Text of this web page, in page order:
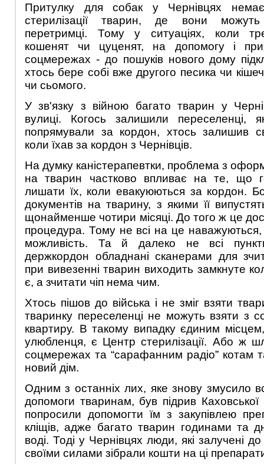
Притулку для собак у Чернівцях
стерилізації тварин, де вони
перетримці. Тому у ситуаціях, коли
кошенят чи цуценят, на допомогу і
соцмережах - до пошуків нового дому
хтось бере собі вже другого песика чи
чи сьомого.
У зв'язку з війною багато тварин у
вулиці. Когось залишили переселенці,
попрямували за кордон, хтось залишив
коли їхав за кордон з Чернівців.
На думку каністерапевтки, проблема з
на тварин частково впливає на те, що
лишати їх, коли евакуюються за кордон.
документів на тварину, з якими її
щонайменше чотири місяці. До того ж це
процедура. Тому не всі на це наважуються,
можливість. Та й далеко не всі
держкордон обладнані сканерами для
при вивезенні тварин виходить замкнуте
є, а зчитати чіп нема чим.
Хтось пішов до війська і не зміг взяти
тваринку переселенці не можуть взяти з
квартиру. В такому випадку єдиним
улюбленця, є Центр стерилізації. Або ж
соцмережах та “сарафанним радіо” котам
новий дім.
Одним з останніх лих, яке знову змусило
допомоги тваринам, був підрив
попросили допомогти їм з закупівлею
кліщів, адже багато тварин годинами та
воді. Тоді у Чернівцях люди, які залучені
своїми силами зібрали кошти на ці